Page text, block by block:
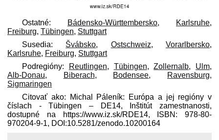
Ostatné: Bádensko-Württembersko, Karlsruhe,
Freiburg, Tübingen, Stuttgart
Susedia: Švábsko, Ostschweiz,Vorarlbersko,
Karlsruhe, Freiburg, Stuttgart
Podregióny:
Reutlingen, Tübingen,Zollernalb, Ulm,
Alb-Donau, Biberach, Bodensee, Ravensburg,
Sigmaringen
Citovať ako: Michal Páleník: Európa a jej regióny v
číslach - Tübingen – DE14, Inštitút zamestnanosti,
dostupné na https://www.iz.sk/​RDE14, ISBN: 978-80-
970204-9-1, DOI:10.5281/zenodo.10200164